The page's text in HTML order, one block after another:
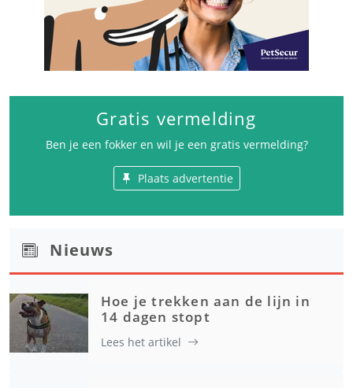
Gratis vermelding
Ben je een fokker en wil je een gratis vermelding?
Plaats advertentie
Nieuws
Hoe je trekken aan de lijn in
14 dagen stopt
Lees het artikel